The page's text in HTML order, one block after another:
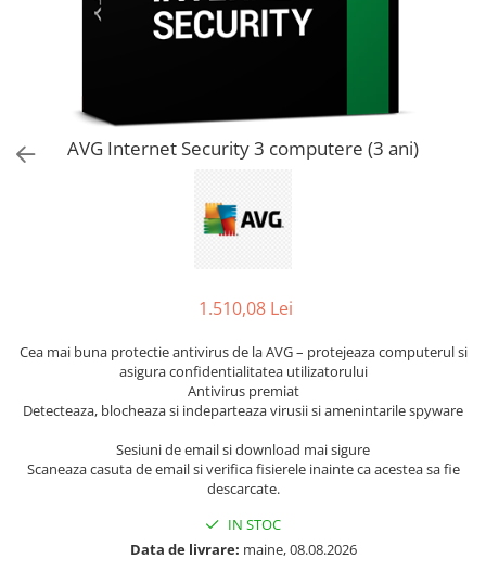
AVAST Driver Updater
AVAST SecureLine VPN
AVG Internet Security 3 computere (3 ani)
1.510,08 Lei
Cea mai buna protectie antivirus de la AVG – protejeaza computerul si
asigura confidentialitatea utilizatorului
Antivirus premiat
Detecteaza, blocheaza si indeparteaza virusii si amenintarile spyware
Sesiuni de email si download mai sigure
Scaneaza casuta de email si verifica fisierele inainte ca acestea sa fie
descarcate.
IN STOC
Data de livrare: maine, 08.08.2026